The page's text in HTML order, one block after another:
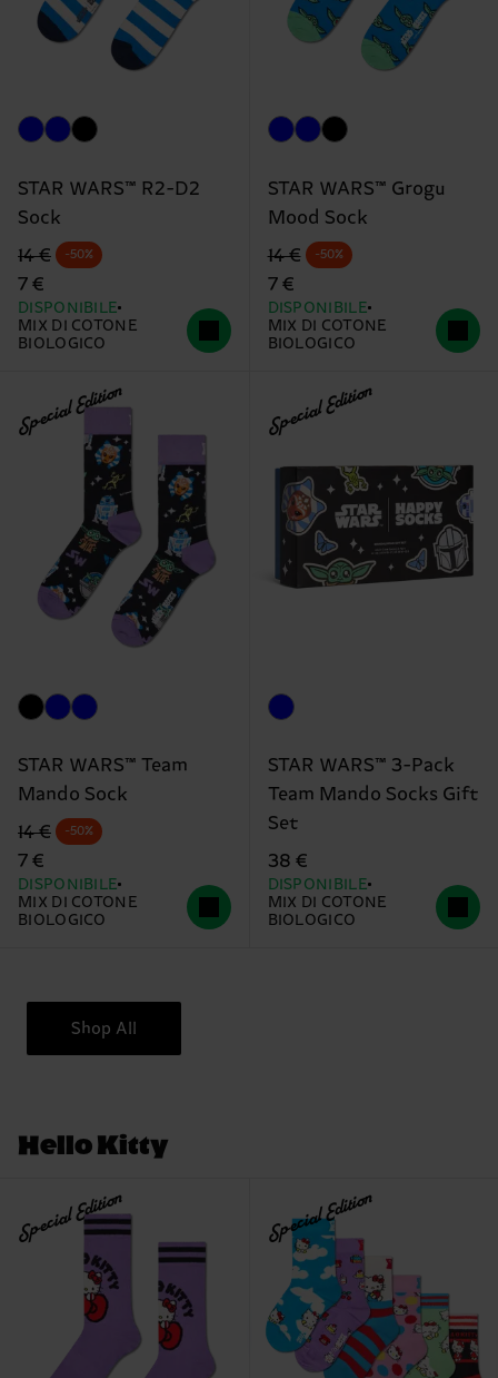
STAR WARS™ R2-D2
Sock
Prezzo di partenza
14 €
prezzo scontato
7 €
-50%
DISPONIBILE
MIX DI COTONE
BIOLOGICO
STAR WARS™ Grogu
Mood Sock
Prezzo di partenza
14 €
prezzo scontato
7 €
-50%
DISPONIBILE
MIX DI COTONE
BIOLOGICO
Special Edition
STAR WARS™ Team
Mando Sock
Prezzo di partenza
14 €
prezzo scontato
7 €
-50%
DISPONIBILE
MIX DI COTONE
BIOLOGICO
Special Edition
STAR WARS™ 3-Pack
Team Mando Socks Gift
Set
38 €
DISPONIBILE
MIX DI COTONE
BIOLOGICO
Shop All
Hello Kitty
Special Edition Special Edition